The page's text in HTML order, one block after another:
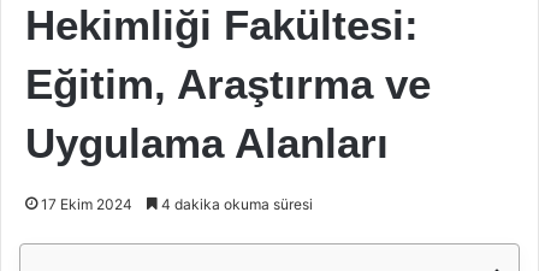
Hekimliği Fakültesi:
Eğitim, Araştırma ve
Uygulama Alanları
17 Ekim 2024 4 dakika okuma süresi